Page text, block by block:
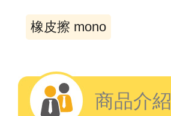
橡皮擦 mono
商品介紹